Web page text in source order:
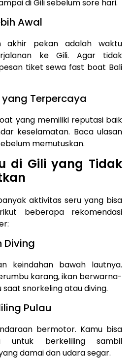
di Gili sebelum sore hari.
Awal
akhir pekan adalah waktu
ke Gili. Agar tidak
tiket sewa fast boat Bali
Terpercaya
yang memiliki reputasi baik
keselamatan. Baca ulasan
memutuskan.
di Gili yang Tidak
aktivitas seru yang bisa
beberapa rekomendasi
Diving
keindahan bawah lautnya.
karang, ikan berwarna-
snorkeling atau diving.
Pulau
bermotor. Kamu bisa
untuk berkeliling sambil
damai dan udara segar.